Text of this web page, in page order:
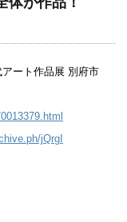
ート作品展 別府市
jQrgI